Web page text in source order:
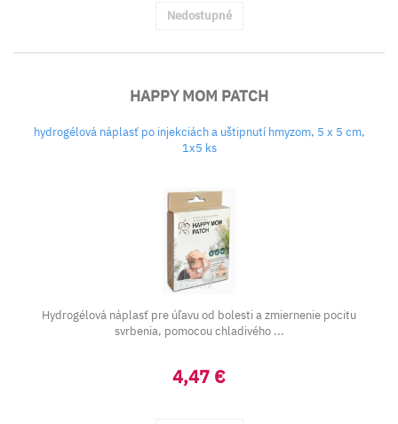
Nedostupné
HAPPY MOM PATCH
hydrogélová náplasť po injekciách a uštipnutí hmyzom, 5 x 5 cm,
1x5 ks
Hydrogélová náplasť pre úľavu od bolesti a zmiernenie pocitu
svrbenia, pomocou chladivého ...
4,47 €